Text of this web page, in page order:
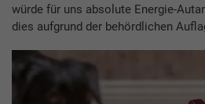
würde für uns absolute Energie-
dies aufgrund der behördlichen